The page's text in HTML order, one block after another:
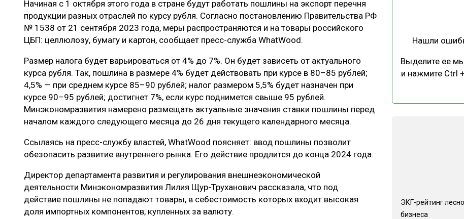
ЛЕСОВОССТАНОВЛЕНИЕ И ЗАЩИТА
ЛОГИСТИКА
ПРОИЗВОДСТВО ДРЕВЕСНЫХ ПЛИТ
ЦБП
СУШКА ДРЕВЕСИНЫ РЫНОК
ОТРАСЛЕВАЯ ДИСКУССИЯ
ЭКСПЕРТНОЕ МНЕНИЕ
Начиная с 1 октября этого года в стране будут работать пошлины на экспорт перечня
продукции разных отраслей по курсу рубля. Согласно постановлению Правительства РФ
№ 1538 от 21 сентября 2023 года, меры распространяются и на товары российского
ЦБП: целлюлозу, бумагу и картон, сообщает пресс-служба WhatWood.
Размер налога будет варьироваться от 4% до 7%. Он будет зависеть от актуального
курса рубля. Так, пошлина в размере 4% будет действовать при курсе в 80–85 рублей;
4,5% — при среднем курсе 85–90 рублей; налог размером 5,5% будет назначен при
курсе 90–95 рублей; достигнет 7%, если курс поднимется свыше 95 рублей.
Минэкономразвития намерено размещать актуальные значения ставки пошлины перед
началом каждого следующего месяца до 26 дня текущего календарного месяца.
Ссылаясь на пресс-службу властей, WhatWood поясняет: ввод пошлины позволит
обезопасить развитие внутреннего рынка. Его действие продлится до конца 2024 года.
Директор департамента развития и регулирования внешнеэкономической
деятельности Минэкономразвития Лилия Щур-Труханович рассказала, что под
действие пошлины не попадают товары, в себестоимость которых входит высокая
доля импортных компонентов, купленных за валюту.
Нашли
Выделите ее
и нажмите Ctrl
ЭКГ-рейтинг
бизнеса